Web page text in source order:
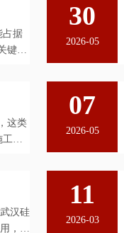
占据
键问
30
2026-05
这类
工不
07
2026-05
汉硅
，但
11
2026-03